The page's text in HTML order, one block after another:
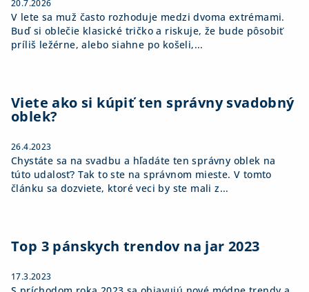
20.7.2026
V lete sa muž často rozhoduje medzi dvoma extrémami.
Buď si oblečie klasické tričko a riskuje, že bude pôsobiť
príliš ležérne, alebo siahne po košeli,...
Viete ako si kúpiť ten správny svadobný
oblek?
26.4.2023
Chystáte sa na svadbu a hľadáte ten správny oblek na
túto udalosť? Tak to ste na správnom mieste. V tomto
článku sa dozviete, ktoré veci by ste mali z...
Top 3 pánskych trendov na jar 2023
17.3.2023